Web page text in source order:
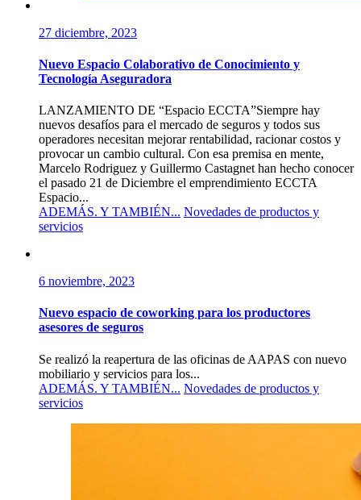
27 diciembre, 2023
Nuevo Espacio Colaborativo de Conocimiento y
Tecnología Aseguradora
LANZAMIENTO DE “Espacio ECCTA”Siempre hay
nuevos desafíos para el mercado de seguros y todos sus
operadores necesitan mejorar rentabilidad, racionar costos y
provocar un cambio cultural. Con esa premisa en mente,
Marcelo Rodriguez y Guillermo Castagnet han hecho conocer
el pasado 21 de Diciembre el emprendimiento ECCTA
Espacio...
ADEMÁS. Y TAMBIÉN... Novedades de productos y
servicios
6 noviembre, 2023
Nuevo espacio de coworking para los productores
asesores de seguros
Se realizó la reapertura de las oficinas de AAPAS con nuevo
mobiliario y servicios para los...
ADEMÁS. Y TAMBIÉN... Novedades de productos y
servicios